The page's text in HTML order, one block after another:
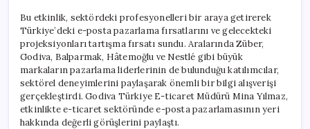
Etkinliklerini
Gerçekleştirdi
için
Bu etkinlik, sektördeki profesyonelleri bir araya getirerek
Türkiye’deki e-posta pazarlama fırsatlarını ve gelecekteki
projeksiyonları tartışma fırsatı sundu. Aralarında Züber,
Godiva, Balparmak, Hâtemoğlu ve Nestlé gibi büyük
markaların pazarlama liderlerinin de bulunduğu katılımcılar,
sektörel deneyimlerini paylaşarak önemli bir bilgi alışverişi
gerçekleştirdi. Godiva Türkiye E-ticaret Müdürü Mina Yılmaz,
etkinlikte e-ticaret sektöründe e-posta pazarlamasının yeri
hakkında değerli görüşlerini paylaştı.